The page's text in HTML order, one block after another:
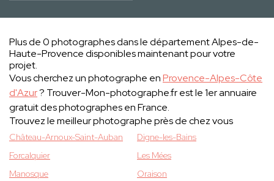
Plus de 0 photographes dans le département Alpes-de-
Haute-Provence disponibles maintenant pour votre
projet.
Vous cherchez un photographe enProvence-Alpes-Côte
d'Azur? Trouver-Mon-photographe.fr est le 1er annuaire
gratuit des photographes en France.
Trouvez le meilleur photographe près de chez vous
Château-Arnoux-Saint-Auban
Digne-les-Bains
Forcalquier
Les Mées
Manosque
Oraison